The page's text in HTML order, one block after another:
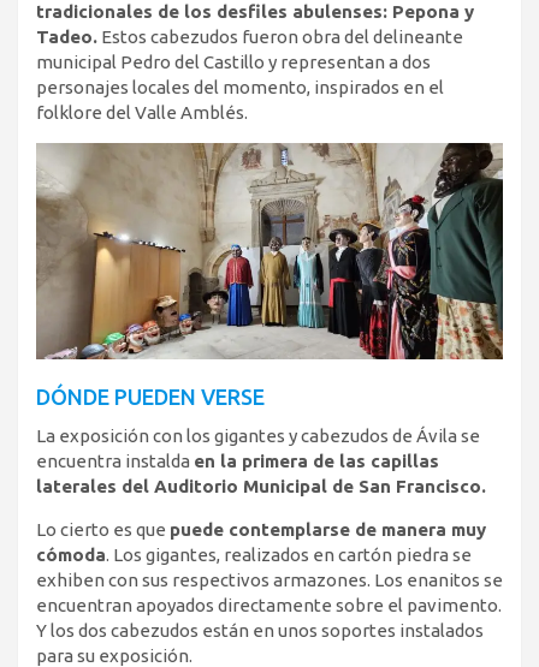
tradicionales de los desfiles abulenses: Pepona y
Tadeo. Estos cabezudos fueron obra del delineante
municipal Pedro del Castillo y representan a dos
personajes locales del momento, inspirados en el
folklore del Valle Amblés.
DÓNDE PUEDEN VERSE
La exposición con los gigantes y cabezudos de Ávila se
encuentra instalda en la primera de las capillas
laterales del Auditorio Municipal de San Francisco.
Lo cierto es que puede contemplarse de manera muy
cómoda. Los gigantes, realizados en cartón piedra se
exhiben con sus respectivos armazones. Los enanitos se
encuentran apoyados directamente sobre el pavimento.
Y los dos cabezudos están en unos soportes instalados
para su exposición.